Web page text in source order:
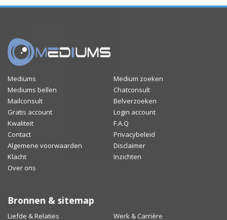
Mediums
Medium zoeken
Mediums bellen
Chatconsult
Mailconsult
Belverzoeken
Gratis account
Login account
Kwaliteit
F.A.Q
Contact
Privacybeleid
Algemene voorwaarden
Disclaimer
Klacht
Inzichten
Over ons
Bronnen & sitemap
Liefde & Relaties Werk & Carrière